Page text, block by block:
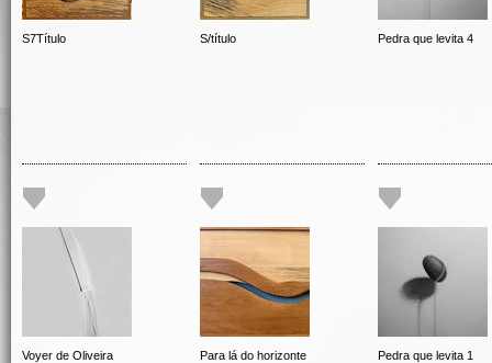
S7Título S/título Pedra que levita 4
Voyer de Oliveira Para lá do horizonte Pedra que levita 1